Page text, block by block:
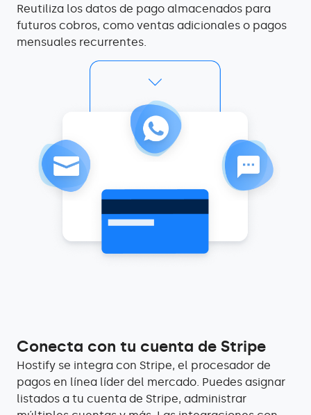
Reutiliza los datos de pago almacenados para
futuros cobros, como ventas adicionales o pagos
mensuales recurrentes.
Conecta con tu cuenta de Stripe
Hostify se integra con Stripe, el procesador de
pagos en línea líder del mercado. Puedes asignar
listados a tu cuenta de Stripe, administrar